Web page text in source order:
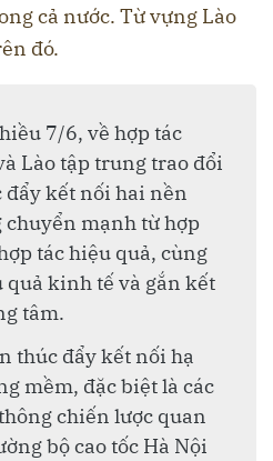
cả nước. Từ vựng Lào
đó.
7/6, về hợp tác
Lào tập trung trao đổi
đẩy kết nối hai nền
mạnh từ hợp
tác hiệu quả, cùng
kinh tế và gắn kết
tâm.
thúc đẩy kết nối hạ
mềm, đặc biệt là các
chiến lược quan
bộ cao tốc Hà Nội